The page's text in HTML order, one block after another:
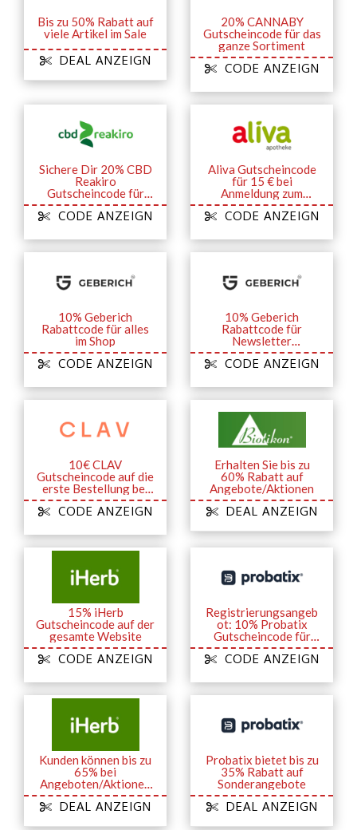
Bis zu 50% Rabatt auf
viele Artikel im Sale
DEAL ANZEIGN
20% CANNABY
Gutscheincode für das
ganze Sortiment
CODE ANZEIGN
Sichere Dir 20% CBD
Reakiro
Gutscheincode für
Newsletter-
Anmeldung
CODE ANZEIGN
Aliva Gutscheincode
für 15 € bei
Anmeldung zum
Newsletter
CODE ANZEIGN
10% Geberich
Rabattcode für alles
im Shop
CODE ANZEIGN
10% Geberich
Rabattcode für
Newsletter
Anmeldung sich
sichern
CODE ANZEIGN
10€ CLAV
Gutscheincode auf die
erste Bestellung bei
Newsletteranmeldung
CODE ANZEIGN
Erhalten Sie bis zu
60% Rabatt auf
Angebote/Aktionen
DEAL ANZEIGN
15% iHerb
Gutscheincode auf der
gesamte Website
CODE ANZEIGN
Registrierungsangeb
ot: 10% Probatix
Gutscheincode für
Ihre Bestellung
CODE ANZEIGN
Kunden können bis zu
65% bei
Angeboten/Aktionen
sparen
DEAL ANZEIGN
Probatix bietet bis zu
35% Rabatt auf
Sonderangebote
DEAL ANZEIGN